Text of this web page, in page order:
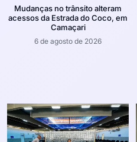
Mudanças no trânsito alteram
acessos da Estrada do Coco, em
Camaçari
6 de agosto de 2026